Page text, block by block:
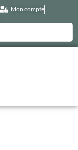
Mon compte